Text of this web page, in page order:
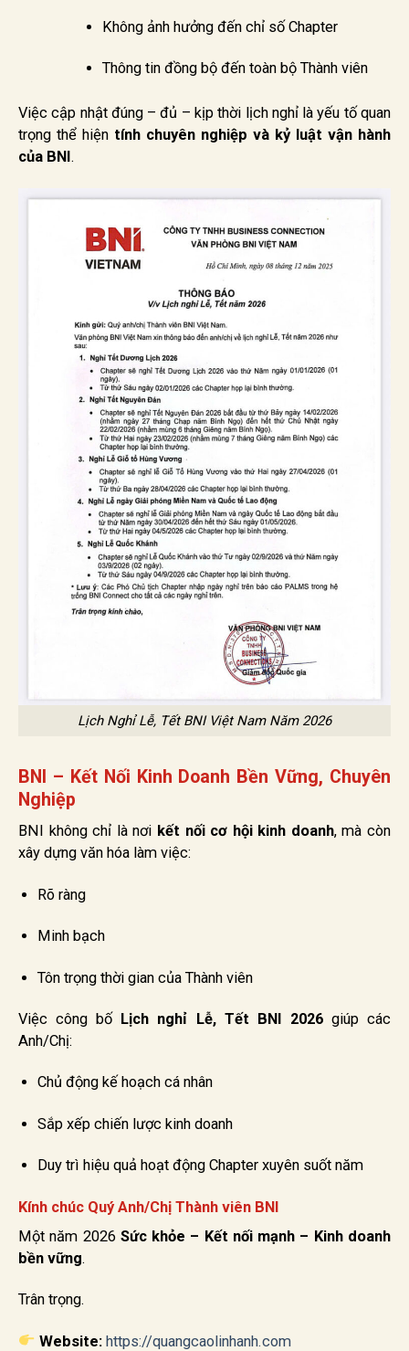
Không ảnh hưởng đến chỉ số Chapter
Thông tin đồng bộ đến toàn bộ Thành viên
Việc cập nhật đúng – đủ – kịp thời lịch nghỉ là yếu tố quan
trọng thể hiện tính chuyên nghiệp và kỷ luật vận hành
của BNI .
Lịch Nghỉ Lễ, Tết BNI Việt Nam Năm 2026
BNI – Kết Nối Kinh Doanh Bền Vững, Chuyên
Nghiệp
BNI không chỉ là nơi kết nối cơ hội kinh doanh, mà còn
xây dựng văn hóa làm việc:
Rõ ràng
Minh bạch
Tôn trọng thời gian của Thành viên
Việc công bố Lịch nghỉ Lễ, Tết BNI 2026giúp các
Anh/Chị:
Chủ động kế hoạch cá nhân
Sắp xếp chiến lược kinh doanh
Duy trì hiệu quả hoạt động Chapter xuyên suốt năm
Kính chúc Quý Anh/Chị Thành viên BNI
Một năm 2026 Sức khỏe – Kết nối mạnh – Kinh doanh
bền vững.
Trân trọng.
Website: https://quangcaolinhanh.com